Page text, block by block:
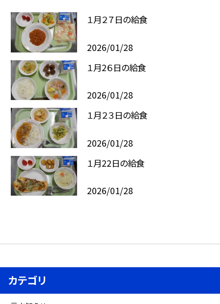
１月２７日の給食
2026/01/28
１月2６日の給食
2026/01/28
１月２３日の給食
2026/01/28
１月22日の給食
2026/01/28
カテゴリ